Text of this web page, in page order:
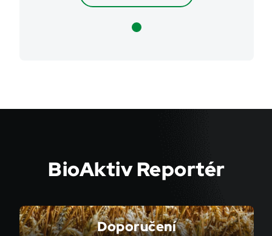
BioAktiv Reportér
Doporučení